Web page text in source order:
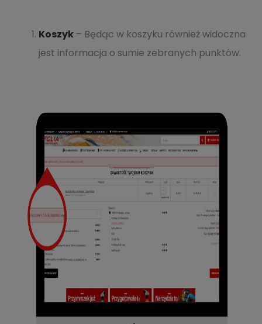
Koszyk – Będąc w koszyku również widoczna
jest informacja o sumie zebranych punktów.